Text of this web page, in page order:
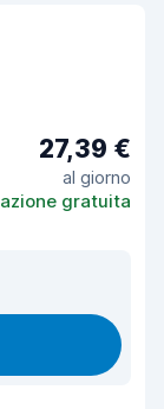
27,39 €
al giorno
gratuita